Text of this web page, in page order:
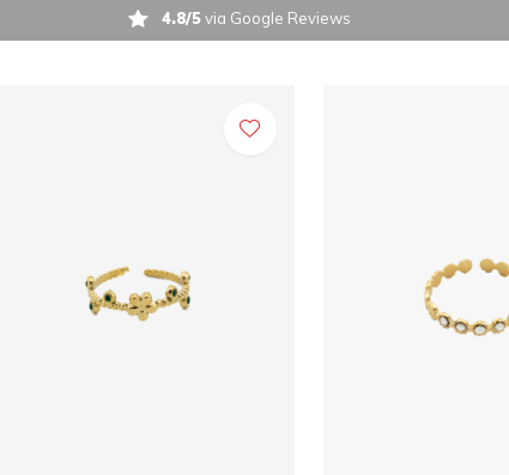
4.8/5via Google Reviews